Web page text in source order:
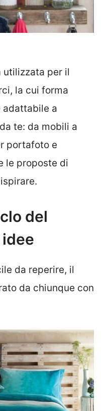
utilizzata per il
la cui forma
a
te: da mobili a
portafoto e
le proposte di
del
da reperire, il
da chiunque con